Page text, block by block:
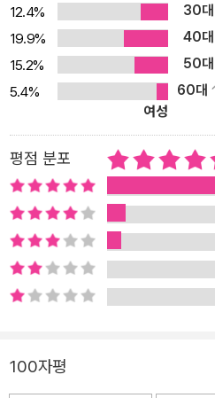
쿄와는 전혀 다른, 하나의 환상계와
며 걷다가는 전깃줄에 목이 걸릴 만큼
이자 가와바타 야스나리가 『설국』
치고유자와’다. 가와바타 야스나리
국』의 장소인 에치고유자와에서부터 시작한다. 도쿄에
머물던 허연 작가는 한 시간 반이면
지만, 겨울이 오기를, 폭설이 내리기
다. 가와바타 야스나리가 『설국』에
서였다. 터널 반대편에 비해 습하고 흐렸으며 눈은 역 구내에까지 높
이 쌓여 있었다. 온통 흰색으로 된 세
깔이 터널 저쪽과는 너무도 다른 세
(본문 중에서) 저자가 만난 에치고유자와는 가와바타 야스나리가 『설
등장한 스와사 등 주요 장소들을 돌아
12.4%
30대
19.9%
40대
15.2%
50대
5.4%
60대
여성
평점 분포
100자평